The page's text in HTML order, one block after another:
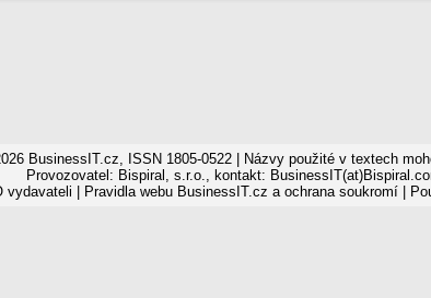
BusinessIT.cz, ISSN 1805-0522 | Názvy použité v textech
Provozovatel: Bispiral, s.r.o., kontakt:
vydavateli
Pravidla webu BusinessIT.cz a ochrana soukromí|